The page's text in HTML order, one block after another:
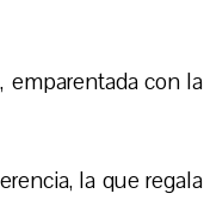
con la
la que regala